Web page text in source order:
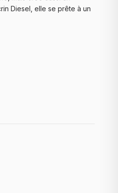
Diesel, elle se prête à un